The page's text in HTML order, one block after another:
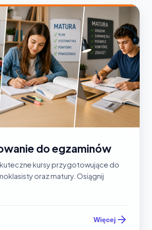
do egzaminów
kursy przygotowujące do
oraz matury. Osiągnij
Więcej